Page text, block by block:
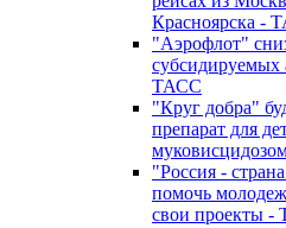
Красноярска -
"Аэрофлот"
ТАСС
"Круг добра"
препарат для
"Россия -
помочь
свои проекты -